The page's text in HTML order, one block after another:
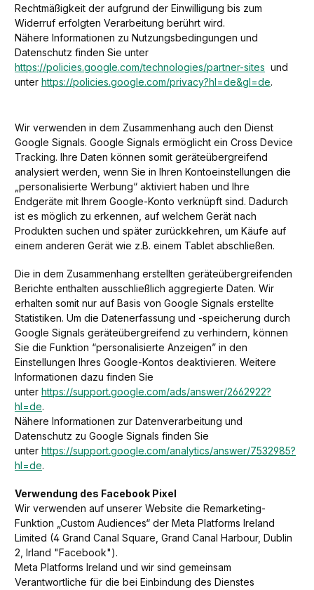
Rechtmäßigkeit der aufgrund der Einwilligung bis zum
Widerruf erfolgten Verarbeitung berührt wird.
Nähere Informationen zu Nutzungsbedingungen und
Datenschutz finden Sie unter
https://policies.google.com/technologies/partner-sites und
unter https://policies.google.com/privacy?hl=de&gl=de.
Wir verwenden in dem Zusammenhang auch den Dienst
Google Signals. Google Signals ermöglicht ein Cross Device
Tracking. Ihre Daten können somit geräteübergreifend
analysiert werden, wenn Sie in Ihren Kontoeinstellungen die
„personalisierte Werbung“ aktiviert haben und Ihre
Endgeräte mit Ihrem Google-Konto verknüpft sind. Dadurch
ist es möglich zu erkennen, auf welchem Gerät nach
Produkten suchen und später zurückkehren, um Käufe auf
einem anderen Gerät wie z.B. einem Tablet abschließen.
Die in dem Zusammenhang erstellten geräteübergreifenden
Berichte enthalten ausschließlich aggregierte Daten. Wir
erhalten somit nur auf Basis von Google Signals erstellte
Statistiken. Um die Datenerfassung und -speicherung durch
Google Signals geräteübergreifend zu verhindern, können
Sie die Funktion “personalisierte Anzeigen” in den
Einstellungen Ihres Google-Kontos deaktivieren. Weitere
Informationen dazu finden Sie
unter https://support.google.com/ads/answer/2662922?
hl=de.
Nähere Informationen zur Datenverarbeitung und
Datenschutz zu Google Signals finden Sie
unter https://support.google.com/analytics/answer/7532985?
hl=de.
Verwendung des Facebook Pixel
Wir verwenden auf unserer Website die Remarketing-
Funktion „Custom Audiences“ der Meta Platforms Ireland
Limited (4 Grand Canal Square, Grand Canal Harbour, Dublin
2, Irland "Facebook").
Meta Platforms Ireland und wir sind gemeinsam
Verantwortliche für die bei Einbindung des Dienstes